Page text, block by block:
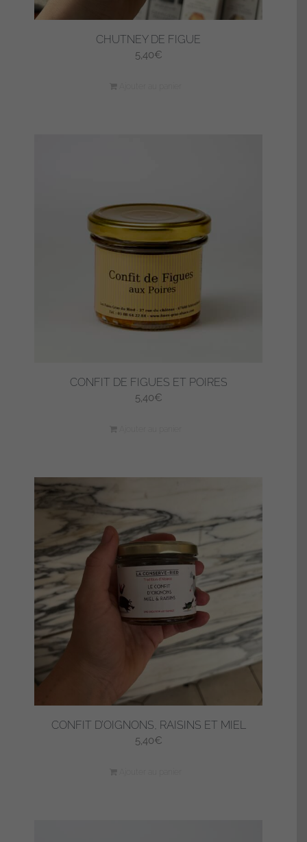
CHUTNEY DE FIGUE
5,40€
CONFIT DE FIGUES ET POIRES
5,40€
CONFIT D’OIGNONS, RAISINS ET MIEL
5,40€